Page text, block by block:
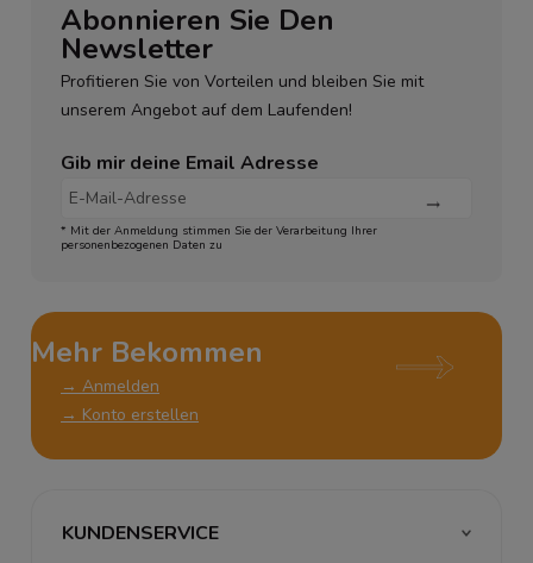
Abonnieren Sie Den
Newsletter
Profitieren Sie von Vorteilen und bleiben Sie mit
unserem Angebot auf dem Laufenden!
Gib mir deine Email Adresse
* Mit der Anmeldung stimmen Sie der Verarbeitung Ihrer
personenbezogenen Daten zu
Mehr Bekommen
→ Anmelden
→ Konto erstellen
KUNDENSERVICE